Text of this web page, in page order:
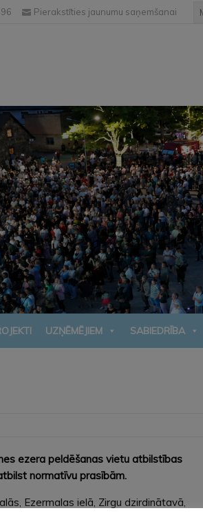
Pierakstīties jaunumu saņemšanai
UZŅĒMĒJIEM SABIEDRĪBA
ezera peldēšanas vietu atbilstības
normatīvu prasībām.
Ezermalas ielā, Zirgu dzirdinātavā,
zilaļģu esamību.